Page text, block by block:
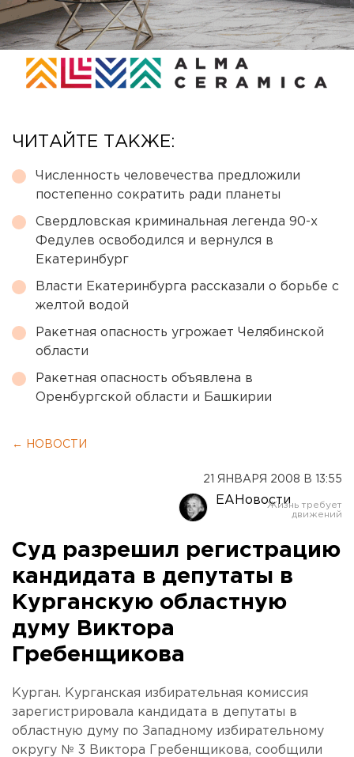
ЧИТАЙТЕ ТАКЖЕ:
Численность человечества предложили
постепенно сократить ради планеты
Свердловская криминальная легенда 90-х
Федулев освободился и вернулся в
Екатеринбург
Власти Екатеринбурга рассказали о борьбе с
желтой водой
Ракетная опасность угрожает Челябинской
области
Ракетная опасность объявлена в
Оренбургской области и Башкирии
← НОВОСТИ
21 ЯНВАРЯ 2008 В 13:55
ЕАНовости
Суд разрешил регистрацию
кандидата в депутаты в
Курганскую областную
думу Виктора
Гребенщикова
Курган. Курганская избирательная комиссия
зарегистрировала кандидата в депутаты в
областную думу по Западному избирательному
округу № 3 Виктора Гребенщикова, сообщили